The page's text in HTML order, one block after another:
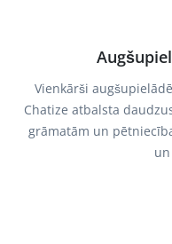
Vienkārši
Chatize atbalsta
grāmatām un